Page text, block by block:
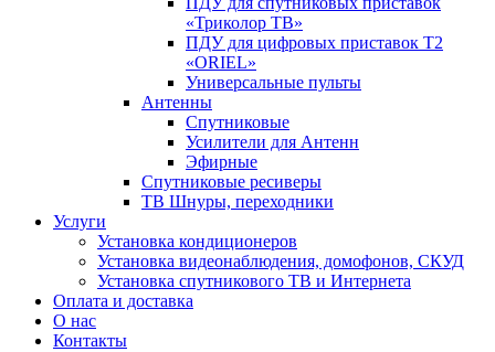
«Триколор ТВ»
ПДУ для цифровых приставок Т2
«ORIEL»
Универсальные пульты
Антенны
Спутниковые
Усилители для Антенн
Эфирные
Спутниковые ресиверы
ТВ Шнуры, переходники
Услуги
Установка кондиционеров
Установка видеонаблюдения, домофонов, СКУД
Установка спутникового ТВ и Интернета
Оплата и доставка
О нас
Контакты